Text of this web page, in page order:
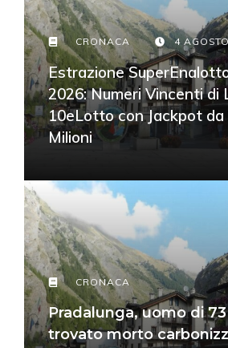
CRONACA 4
Estrazione
2026: Numeri Vincenti di
10eLotto con Jackpot da
Milioni
CRONACA
Pradalunga, uomo di
trovato morto